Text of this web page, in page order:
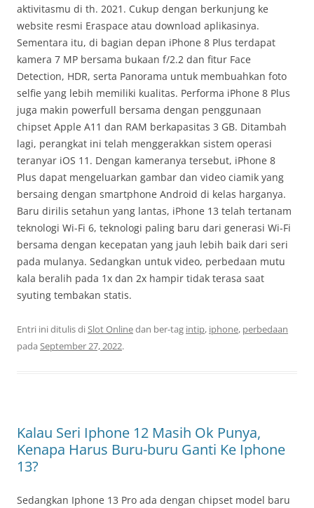
aktivitasmu di th. 2021. Cukup dengan berkunjung ke
website resmi Eraspace atau download aplikasinya.
Sementara itu, di bagian depan iPhone 8 Plus terdapat
kamera 7 MP bersama bukaan f/2.2 dan fitur Face
Detection, HDR, serta Panorama untuk membuahkan foto
selfie yang lebih memiliki kualitas. Performa iPhone 8 Plus
juga makin powerfull bersama dengan penggunaan
chipset Apple A11 dan RAM berkapasitas 3 GB. Ditambah
lagi, perangkat ini telah menggerakkan sistem operasi
teranyar iOS 11. Dengan kameranya tersebut, iPhone 8
Plus dapat mengeluarkan gambar dan video ciamik yang
bersaing dengan smartphone Android di kelas harganya.
Baru dirilis setahun yang lantas, iPhone 13 telah tertanam
teknologi Wi-Fi 6, teknologi paling baru dari generasi Wi-Fi
bersama dengan kecepatan yang jauh lebih baik dari seri
pada mulanya. Sedangkan untuk video, perbedaan mutu
kala beralih pada 1x dan 2x hampir tidak terasa saat
syuting tembakan statis.
Entri ini ditulis diSlot Onlinedan ber-tag intip, iphone, perbedaan
pada September 27, 2022.
Kalau Seri Iphone 12 Masih Ok Punya,
Kenapa Harus Buru-buru Ganti Ke Iphone
13?
Sedangkan Iphone 13 Pro ada dengan chipset model baru